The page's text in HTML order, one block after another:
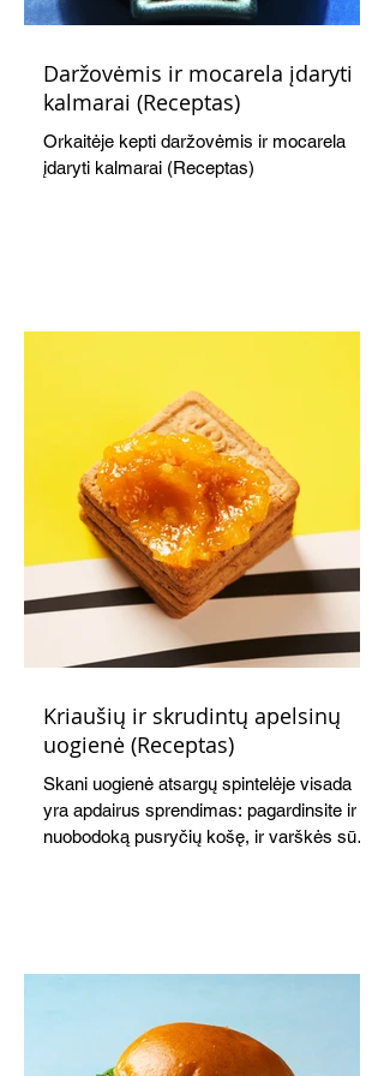
Daržovėmis ir mocarela įdaryti
kalmarai (Receptas)
Orkaitėje kepti daržovėmis ir mocarela
įdaryti kalmarai (Receptas)
Kriaušių ir skrudintų apelsinų
uogienė (Receptas)
Skani uogienė atsargų spintelėje visada
yra apdairus sprendimas: pagardinsite ir
nuobodoką pusryčių košę, ir varškės sūrį,